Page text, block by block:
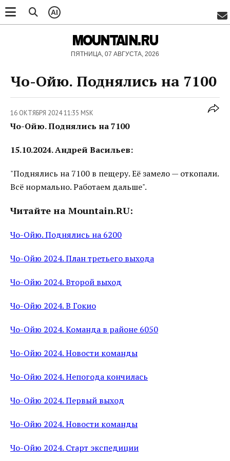
AI
MOUNTAIN.RU
ПЯТНИЦА, 07 АВГУСТА, 2026
Чо-Ойю. Поднялись на 7100
16 ОКТЯБРЯ 2024 11:35 MSK
Чо-Ойю. Поднялись на 7100
15.10.2024. Андрей Васильев:
"Поднялись на 7100 в пещеру. Её замело — откопали.
Всё нормально. Работаем дальше".
Читайте на Mountain.RU:
Чо-Ойю. Поднялись на 6200
Чо-Ойю 2024. План третьего выхода
Чо-Ойю 2024. Второй выход
Чо-Ойю 2024. В Гокио
Чо-Ойю 2024. Команда в районе 6050
Чо-Ойю 2024. Новости команды
Чо-Ойю 2024. Непогода кончилась
Чо-Ойю 2024. Первый выход
Чо-Ойю 2024. Новости команды
Чо-Ойю 2024. Старт экспедиции